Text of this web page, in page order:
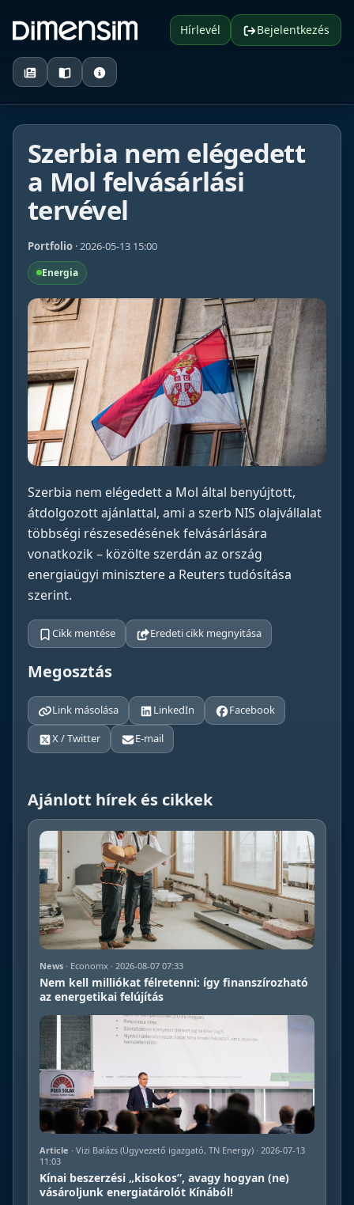
Hírlevél Bejelentkezés
Szerbia nem elégedett
a Mol felvásárlási
tervével
Portfolio · 2026-05-13 15:00
Energia
Szerbia nem elégedett a Mol által benyújtott,
átdolgozott ajánlattal, ami a szerb NIS olajvállalat
többségi részesedésének felvásárlására
vonatkozik – közölte szerdán az ország
energiaügyi minisztere a Reuters tudósítása
szerint.
Cikk mentése Eredeti cikk megnyitása
Megosztás
Link másolása LinkedIn
Facebook
X / Twitter
E-mail
Ajánlott hírek és cikkek
News · Economx · 2026-08-07 07:33
Nem kell milliókat félretenni: így finanszírozható
az energetikai felújítás
Article · Vizi Balázs (Ügyvezető igazgató, TN Energy) · 2026-07-13
11:03
Kínai beszerzési „kisokos”, avagy hogyan (ne)
vásároljunk energiatárolót Kínából!